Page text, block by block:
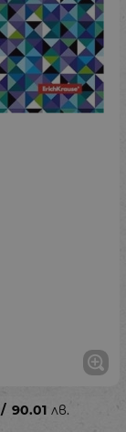
/ 90.01 лв.